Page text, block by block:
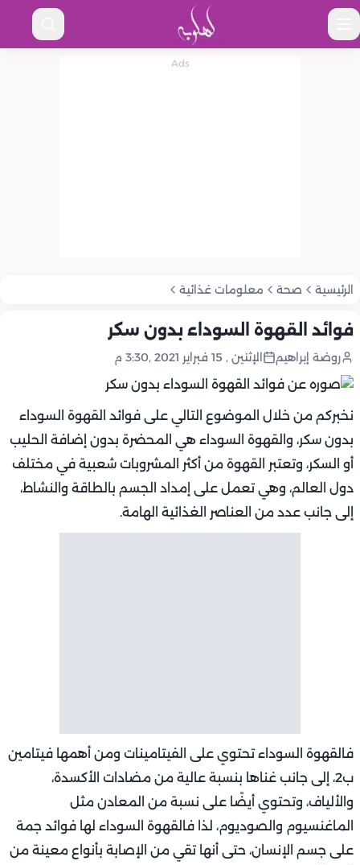
الرئيسية صحة معلومات غذائية
فوائد القهوة السوداء بدون سكر
روضة إبراهيم الإثنين , 15 فبراير 2021 ,3:30 م
نخبركم من خلال الموضوع التالي على فوائد القهوة السوداء
بدون سكر، والقهوة السوداء هي المحضرة بدون إضافة الحليب
أو السكر، وتعتبر القهوة من أكثر المشروبات شعبية في مختلف
دول العالم، وهي تعمل على إمداد الجسم بالطاقة والنشاط،
إلى جانب عدد من العناصر الغذائية الهامة.
فالقهوة السوداء تحتوي على الفيتامينات ومن أهمها فيتامين
ب2، إلى جانب غناها بنسبة عالية من مضادات الأكسدة،
والألياف، وتحتوي أيضًا على نسبة من المعادن مثل
الماغنسيوم والصوديوم، لذا فالقهوة السوداء لها فوائد جمة
على جسم الإنسان، حتى أنها تقي من الإصابة بأنواع معينة من